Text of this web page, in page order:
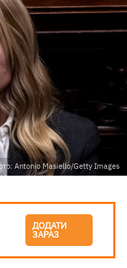
Antonio Masiello/Getty Images
ДОДАТИ
ЗАРАЗ